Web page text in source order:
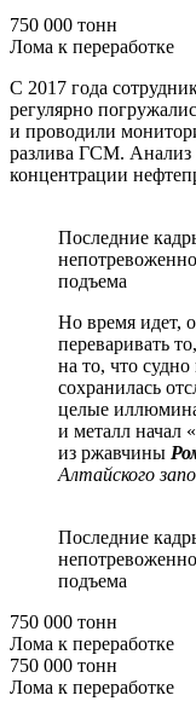
750 000 тонн
Лома к переработке
С 2017 года
регулярно
и проводили
разлива ГСМ. Анализ
концентрации
Последние
подъема
Но время идет,
переваривать
на то, что
сохранилась
целые
и металл начал
из ржавчины
Алтайского
Последние
подъема
750 000 тонн
Лома к переработке
750 000 тонн
Лома к переработке